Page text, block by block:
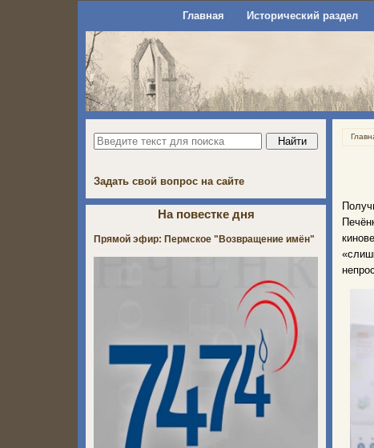
Главная Исторический раздел
Задать свой вопрос на сайте
На повестке дня
Прямой эфир: Пермское "Возвращение имён"